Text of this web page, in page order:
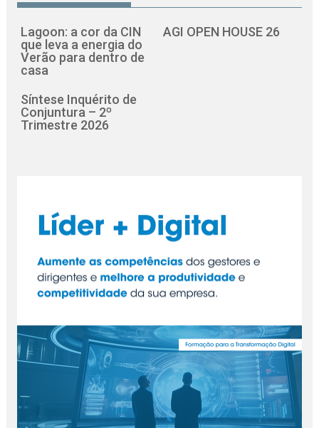
Lagoon: a cor da CIN
que leva a energia do
Verão para dentro de
casa
AGI OPEN HOUSE 26
Síntese Inquérito de
Conjuntura – 2º
Trimestre 2026